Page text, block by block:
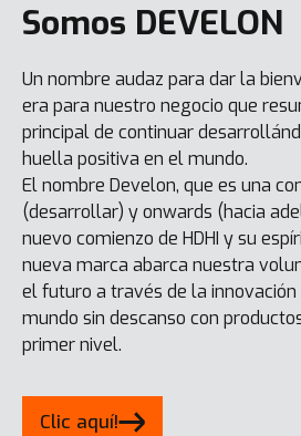
Somos DEVELON
Un nombre audaz para dar la
era para nuestro negocio que
principal de continuar
huella positiva en el mundo.
El nombre Develon, que es una
(desarrollar) y onwards (hacia
nuevo comienzo de HDHI y su
nueva marca abarca nuestra
el futuro a través de la
mundo sin descanso con
primer nivel.
Clic aquí!